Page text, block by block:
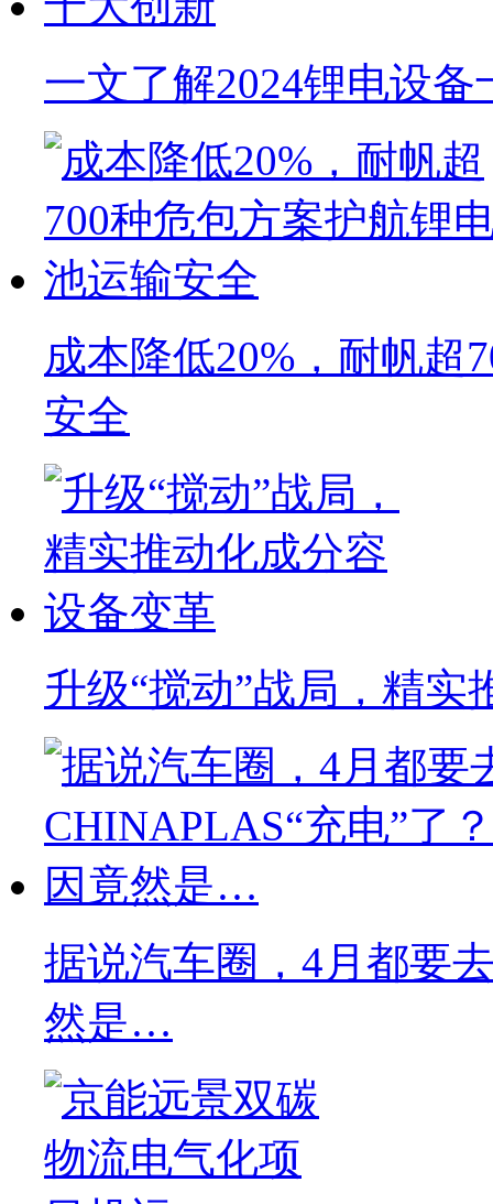
一文了解2024锂电设备
成本降低20%，耐帆超
安全
升级“搅动”战局，精实
据说汽车圈，4月都要
然是…